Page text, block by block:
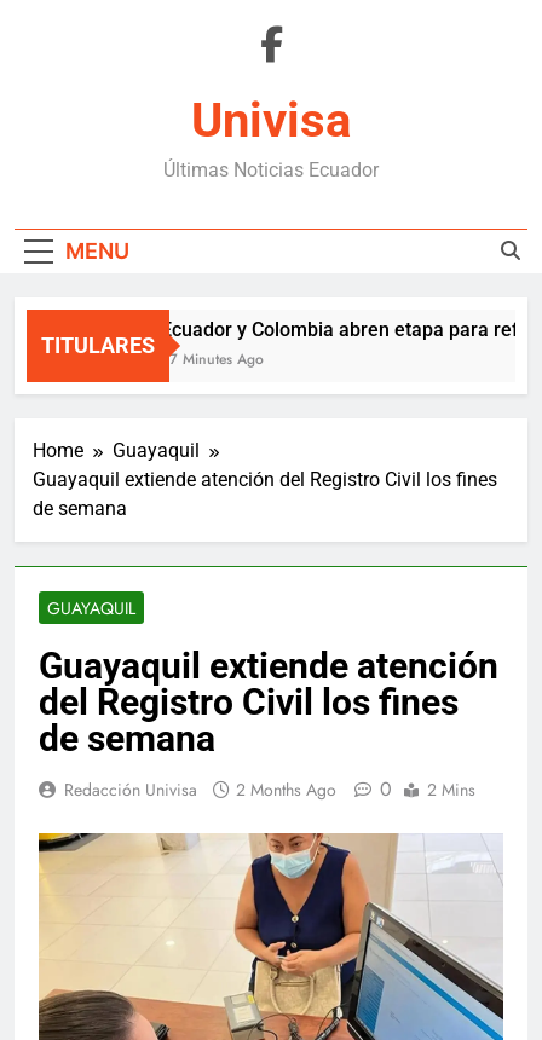
Univisa
Últimas Noticias Ecuador
MENU
TITULARES
Ecuador y Colombia abren etapa para
37 Minutes Ago
Home
Guayaquil
Guayaquil extiende atención del Registro Civil los fines
de semana
GUAYAQUIL
Guayaquil extiende atención
del Registro Civil los fines
de semana
Redacción Univisa 2 Months Ago 0 2 Mins